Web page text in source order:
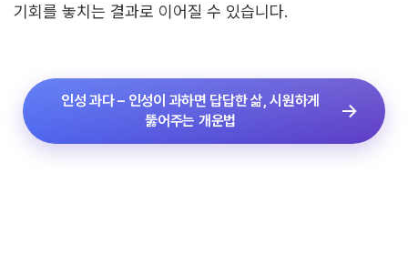
기회를 놓치는 결과로 이어질 수 있습니다.
인성 과다 – 인성이 과하면 답답한 삶, 시원하게
뚫어주는 개운법